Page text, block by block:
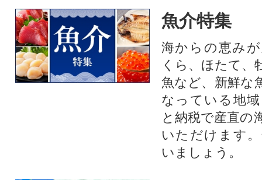
魚介特集
海からの恵み
くら、ほたて、
魚など、新鮮な
なっている地
と納税で産直の
いただけます
いましょう。